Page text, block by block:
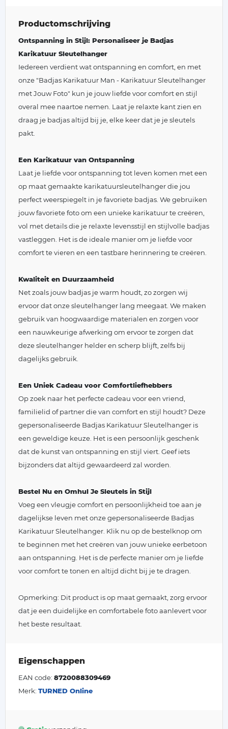
Productomschrijving
Ontspanning in Stijl: Personaliseer je Badjas
Karikatuur Sleutelhanger
Iedereen verdient wat ontspanning en comfort, en met
onze "Badjas Karikatuur Man - Karikatuur Sleutelhanger
met Jouw Foto" kun je jouw liefde voor comfort en stijl
overal mee naartoe nemen. Laat je relaxte kant zien en
draag je badjas altijd bij je, elke keer dat je je sleutels
pakt.
Een Karikatuur van Ontspanning
Laat je liefde voor ontspanning tot leven komen met een
op maat gemaakte karikatuursleutelhanger die jou
perfect weerspiegelt in je favoriete badjas. We gebruiken
jouw favoriete foto om een unieke karikatuur te creëren,
vol met details die je relaxte levensstijl en stijlvolle badjas
vastleggen. Het is de ideale manier om je liefde voor
comfort te vieren en een tastbare herinnering te creëren.
Kwaliteit en Duurzaamheid
Net zoals jouw badjas je warm houdt, zo zorgen wij
ervoor dat onze sleutelhanger lang meegaat. We maken
gebruik van hoogwaardige materialen en zorgen voor
een nauwkeurige afwerking om ervoor te zorgen dat
deze sleutelhanger helder en scherp blijft, zelfs bij
dagelijks gebruik.
Een Uniek Cadeau voor Comfortliefhebbers
Op zoek naar het perfecte cadeau voor een vriend,
familielid of partner die van comfort en stijl houdt? Deze
gepersonaliseerde Badjas Karikatuur Sleutelhanger is
een geweldige keuze. Het is een persoonlijk geschenk
dat de kunst van ontspanning en stijl viert. Geef iets
bijzonders dat altijd gewaardeerd zal worden.
Bestel Nu en Omhul Je Sleutels in Stijl
Voeg een vleugje comfort en persoonlijkheid toe aan je
dagelijkse leven met onze gepersonaliseerde Badjas
Karikatuur Sleutelhanger. Klik nu op de bestelknop om
te beginnen met het creëren van jouw unieke eerbetoon
aan ontspanning. Het is de perfecte manier om je liefde
voor comfort te tonen en altijd dicht bij je te dragen.
Opmerking: Dit product is op maat gemaakt, zorg ervoor
dat je een duidelijke en comfortabele foto aanlevert voor
het beste resultaat.
Eigenschappen
EAN code: 8720088309469
Merk: TURNED Online